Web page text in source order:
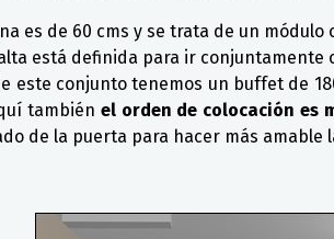
es de 60 cms y se trata de un
está definida para ir
este conjunto tenemos un buffet de
también el orden de colocación es
de la puerta para hacer más amable